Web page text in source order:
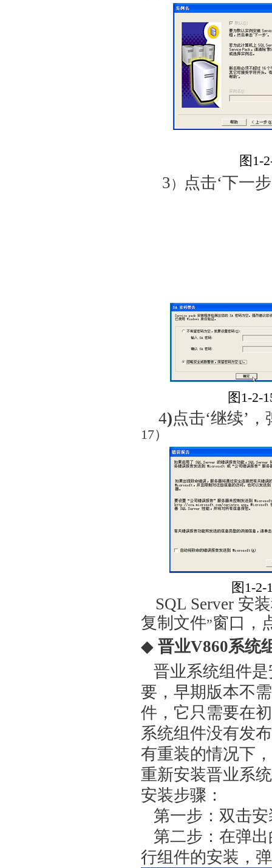
图
3） 点击‘下一
图
4)点击‘继续’，
17）
图
SQL Server 安
复制文件”窗口，
◆ 晋业V860系统
晋业系统组件是
要，早期版本不
件，它只需要在
系统组件没有发
有重装的情况下
重新安装晋业系
安装步骤：
第一步：双击安
第二步：在弹出
行组件的安装，